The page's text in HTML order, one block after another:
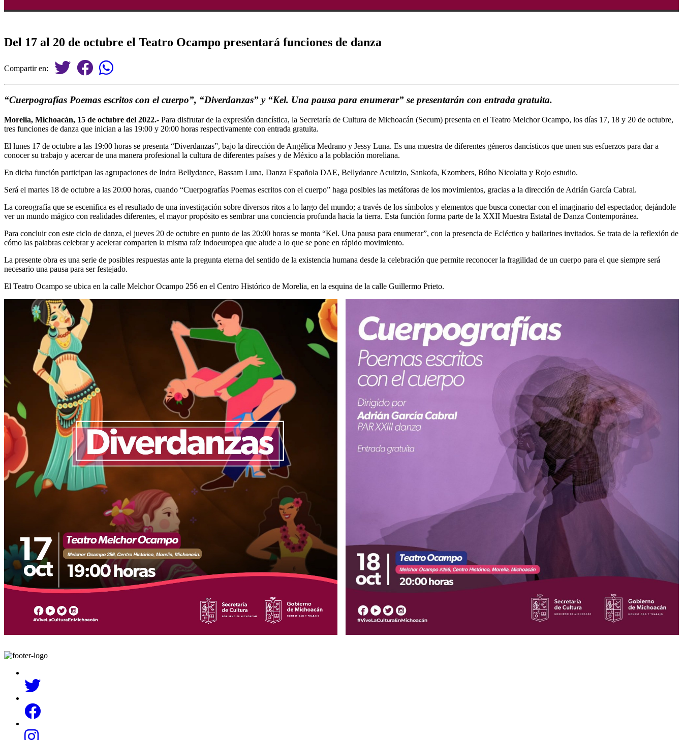
Del 17 al 20 de octubre el Teatro Ocampo presentará funciones de danza
Compartir en:
“Cuerpografías Poemas escritos con el cuerpo”, “Diverdanzas” y “Kel. Una pausa para enumerar” se presentarán con entrada gratuita.
Morelia, Michoacán, 15 de octubre del 2022.- Para disfrutar de la expresión dancística, la Secretaría de Cultura de Michoacán (Secum) presenta en el Teatro Melchor Ocampo, los días 17, 18 y 20 de octubre,
tres funciones de danza que inician a las 19:00 y 20:00 horas respectivamente con entrada gratuita.
El lunes 17 de octubre a las 19:00 horas se presenta “Diverdanzas”, bajo la dirección de Angélica Medrano y Jessy Luna. Es una muestra de diferentes géneros dancísticos que unen sus esfuerzos para dar a
conocer su trabajo y acercar de una manera profesional la cultura de diferentes países y de México a la población moreliana.
En dicha función participan las agrupaciones de Indra Bellydance, Bassam Luna, Danza Española DAE, Bellydance Acuitzio, Sankofa, Kzombers, Búho Nicolaita y Rojo estudio.
Será el martes 18 de octubre a las 20:00 horas, cuando “Cuerpografías Poemas escritos con el cuerpo” haga posibles las metáforas de los movimientos, gracias a la dirección de Adrián García Cabral.
La coreografía que se escenifica es el resultado de una investigación sobre diversos ritos a lo largo del mundo; a través de los símbolos y elementos que busca conectar con el imaginario del espectador, dejándole
ver un mundo mágico con realidades diferentes, el mayor propósito es sembrar una conciencia profunda hacia la tierra. Esta función forma parte de la XXII Muestra Estatal de Danza Contemporánea.
Para concluir con este ciclo de danza, el jueves 20 de octubre en punto de las 20:00 horas se monta “Kel. Una pausa para enumerar”, con la presencia de Ecléctico y bailarines invitados. Se trata de la reflexión de
cómo las palabras celebrar y acelerar comparten la misma raíz indoeuropea que alude a lo que se pone en rápido movimiento.
La presente obra es una serie de posibles respuestas ante la pregunta eterna del sentido de la existencia humana desde la celebración que permite reconocer la fragilidad de un cuerpo para el que siempre será
necesario una pausa para ser festejado.
El Teatro Ocampo se ubica en la calle Melchor Ocampo 256 en el Centro Histórico de Morelia, en la esquina de la calle Guillermo Prieto.